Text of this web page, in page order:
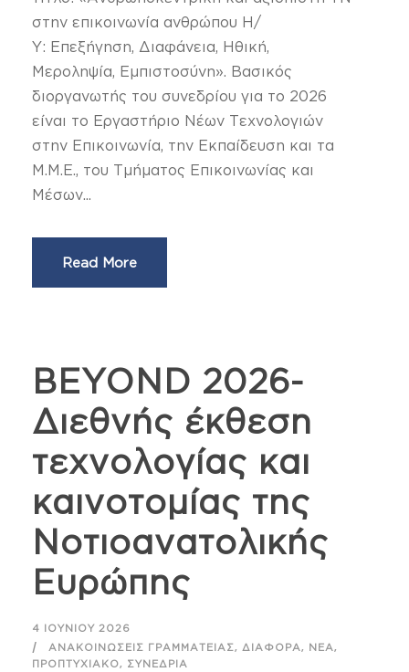
στην επικοινωνία ανθρώπου Η/
Υ: Επεξήγηση, Διαφάνεια, Ηθική,
Μεροληψία, Εμπιστοσύνη». Βασικός
διοργανωτής του συνεδρίου για το 2026
είναι το Εργαστήριο Νέων Τεχνολογιών
στην Επικοινωνία, την Εκπαίδευση και τα
Μ.Μ.Ε., του Τμήματος Επικοινωνίας και
Μέσων...
Read More
BEYOND 2026-
Διεθνής έκθεση
τεχνολογίας και
καινοτομίας της
Νοτιοανατολικής
Ευρώπης
4 ΙΟΥΝΊΟΥ 2026
ΑΝΑΚΟΙΝΏΣΕΙΣ ΓΡΑΜΜΑΤΕΊΑΣ, ΔΙΆΦΟΡΑ, ΝΈΑ,
ΠΡΟΠΤΥΧΙΑΚΌ, ΣΥΝΈΔΡΙΑ